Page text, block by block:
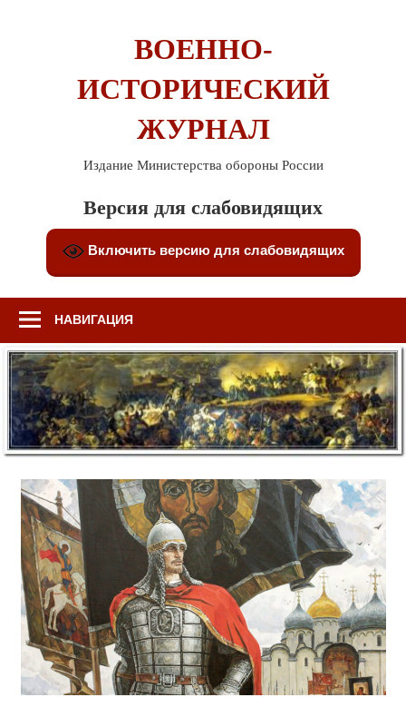
ВОЕННО-
ИСТОРИЧЕСКИЙ
ЖУРНАЛ
Издание Министерства обороны России
Версия для слабовидящих
Включить версию для слабовидящих
НАВИГАЦИЯ